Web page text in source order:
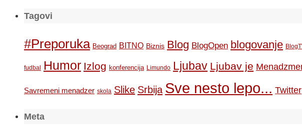
Tagovi
#Preporuka Beograd BITNO Biznis Blog BlogOpen blogovanje
fudbal Humor Izlog konferencija Limundo Ljubav Ljubav je
Savremeni menadzer skola Slike Srbija Sve nesto lepo... Twitter
Meta